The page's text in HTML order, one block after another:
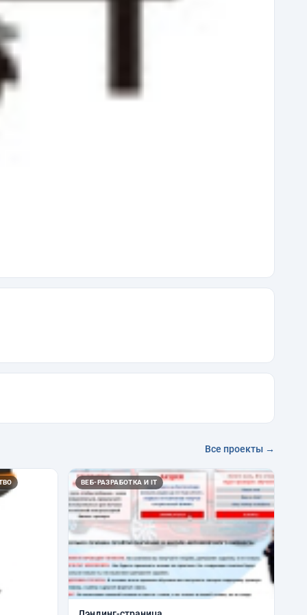
Все проекты →
ВЕБ-РАЗРАБОТКА И IT